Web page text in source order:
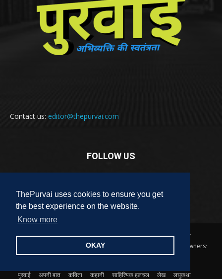
ThePurvai uses cookies to ensure you get
the best experience on the website.
Know more
OKAY
Contact us: editor@thepurvai.com
FOLLOW US
Copyright 2018-2023 THE PURVAI | All Rights Reserved · And Our
Sitemap · All Logos & Trademark Belongs To Their Respective Owners·
Designed & Developed byALL DIGI SEO
पुरवाई अपनी बात कविता कहानी साहित्यिक हलचल लेख लघुकथा